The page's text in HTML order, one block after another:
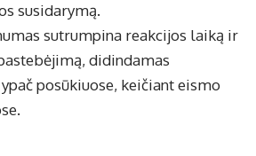
susidarymą.
sutrumpina reakcijos laiką ir
didindamas
posūkiuose, keičiant eismo